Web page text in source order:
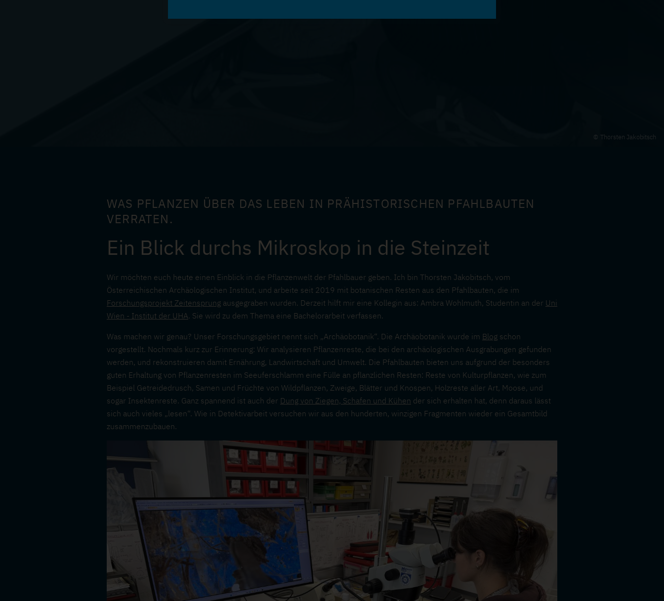
Thorsten Jakobitsch
WAS PFLANZEN ÜBER DAS LEBEN IN PRÄHISTORISCHEN PFAHLBAUTEN
VERRATEN.
Ein Blick durchs Mikroskop in die Steinzeit
Wir möchten euch heute einen Einblick in die Pflanzenwelt der Pfahlbauer geben. Ich bin Thorsten Jakobitsch, vom
Österreichischen Archäologischen Institut, und arbeite seit 2019 mit botanischen Resten aus den Pfahlbauten, die im
Forschungsprojekt Zeitensprung ausgegraben wurden. Derzeit hilft mir eine Kollegin aus: Ambra Wohlmuth, Studentin an der Uni
Wien - Institut der UHA. Sie wird zu dem Thema eine Bachelorarbeit verfassen.
Was machen wir genau? Unser Forschungsgebiet nennt sich „Archäobotanik“. Die Archäobotanik wurde im Blog schon
vorgestellt. Nochmals kurz zur Erinnerung: Wir analysieren Pflanzenreste, die bei den archäologischen Ausgrabungen gefunden
werden, und rekonstruieren damit Ernährung, Landwirtschaft und Umwelt. Die Pfahlbauten bieten uns aufgrund der besonders
guten Erhaltung von Pflanzenresten im Seeuferschlamm eine Fülle an pflanzlichen Resten: Reste von Kulturpflanzen, wie zum
Beispiel Getreidedrusch, Samen und Früchte von Wildpflanzen, Zweige, Blätter und Knospen, Holzreste aller Art, Moose, und
sogar Insektenreste. Ganz spannend ist auch der Dung von Ziegen, Schafen und Kühen der sich erhalten hat, denn daraus lässt
sich auch vieles „lesen“. Wie in Detektivarbeit versuchen wir aus den hunderten, winzigen Fragmenten wieder ein Gesamtbild
zusammenzubauen.